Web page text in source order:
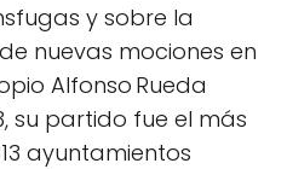
y sobre la
nuevas mociones en
Alfonso Rueda
su partido fue el más
ayuntamientos